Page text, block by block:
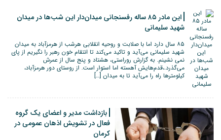
این مادر ۸۵ ساله رفسنجانی میدان‌دار این شب‌ها در میدان
شهید سلیمانی
۸۵ سال دارد اما با صلابت و روحیه انقلابی هرشب از هرمزآباد به میدان
شهید سلیمانی می‌آید و تاکید می‌کند تا انتقام خون رهبر را نگیریم از پای
نمی نشینم. به گزارش روراستی، هشتاد و پنج سال از عمرش
می‌گذرد.،قدم‌هایش آهسته اما استوار است. از روستای دور هرمزآباد،
کیلومترها راه را می‌آید تا به میدان […]
بازداشت مدیر و اعضای یک گروه
فعال در تشویش اذهان عمومی در
کرمان